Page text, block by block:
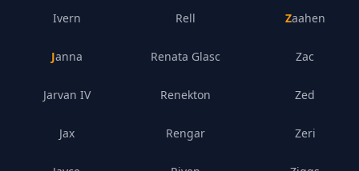
Ivern
Janna
Jarvan IV
Jax
Rell
Renata Glasc
Renekton
Rengar
Zaahen
Zac
Zed
Zeri